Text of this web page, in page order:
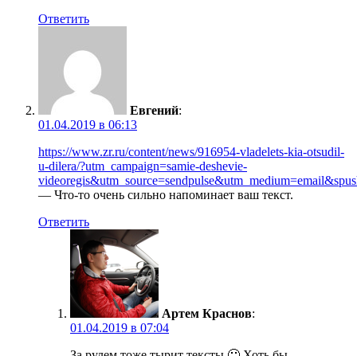
Ответить
Евгений:
01.04.2019 в 06:13
https://www.zr.ru/content/news/916954-vladelets-kia-otsudil-
u-dilera/?utm_campaign=samie-deshevie-
— Что-то очень сильно напоминает ваш текст.
Ответить
Артем Краснов:
01.04.2019 в 07:04